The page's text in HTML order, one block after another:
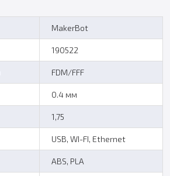
MakerBot
190522
FDM/FFF
0.4 мм
1,75
USB, WI-FI, Ethernet
ABS, PLA